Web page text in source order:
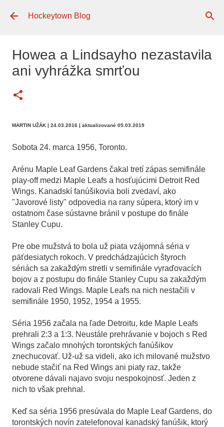
Preskočiť na hlavný obsah
Hockeytown Blog
Howea a Lindsayho nezastavila
ani vyhrážka smrťou
MARTIN UŽÁK | 24.03.2016 | aktualizované 05.03.2019
Sobota 24. marca 1956, Toronto.
Arénu Maple Leaf Gardens čakal tretí zápas semifinále
play-off medzi Maple Leafs a hosťujúcimi Detroit Red
Wings. Kanadskí fanúšikovia boli zvedaví, ako
"Javorové listy" odpovedia na rany súpera, ktorý im v
ostatnom čase sústavne bránil v postupe do finále
Stanley Cupu.
Pre obe mužstvá to bola už piata vzájomná séria v
päťdesiatych rokoch. V predchádzajúcich štyroch
sériách sa zakaždým stretli v semifinále vyraďovacích
bojov a z postupu do finále Stanley Cupu sa zakaždým
radovali Red Wings. Maple Leafs na nich nestačili v
semifinále 1950, 1952, 1954 a 1955.
Séria 1956 začala na ľade Detroitu, kde Maple Leafs
prehrali 2:3 a 1:3. Neustále prehrávanie v bojoch s Red
Wings začalo mnohých torontských fanúšikov
znechucovať. Už-už sa videli, ako ich milované mužstvo
nebude stačiť na Red Wings ani piaty raz, takže
otvorene dávali najavo svoju nespokojnosť. Jeden z
nich to však prehnal.
Keď sa séria 1956 presúvala do Maple Leaf Gardens, do
torontských novín zatelefonoval kanadský fanúšik, ktorý